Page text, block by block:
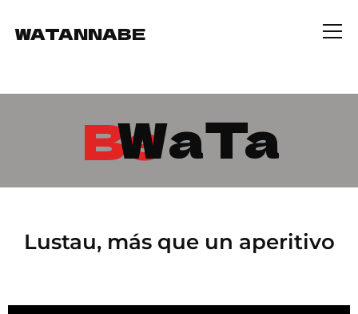
WATANNABE Info
Be
WaTa
Lustau, más que un aperitivo